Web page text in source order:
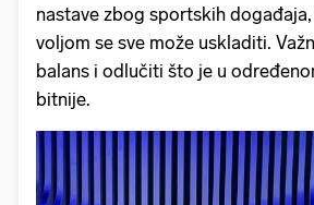
nastave zbog sportskih
voljom se sve može uskladiti.
balans i odlučiti što je u
bitnije.